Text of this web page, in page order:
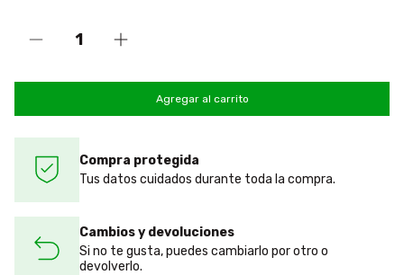
Compra protegida
Tus datos cuidados durante toda la compra.
Cambios y devoluciones
Si no te gusta, puedes cambiarlo por otro o
devolverlo.